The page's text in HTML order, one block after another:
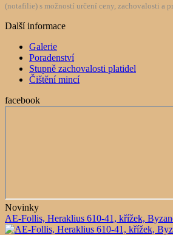
(notafilie) s možností určení ceny, zachovalosti a
Další informace
Galerie
Poradenství
Stupně zachovalosti platidel
Čištění mincí
facebook
Novinky
AE-Follis, Heraklius 610-41, křížek,